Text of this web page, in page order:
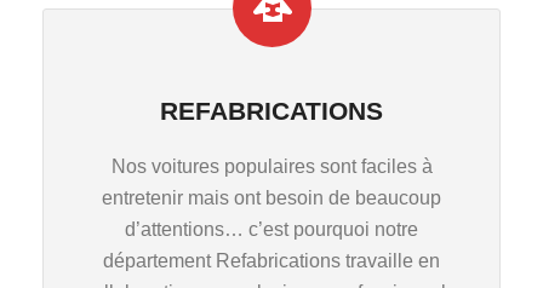
REFABRICATIONS
Nos voitures populaires sont faciles à
entretenir mais ont besoin de beaucoup
d’attentions… c’est pourquoi notre
département Refabrications travaille en